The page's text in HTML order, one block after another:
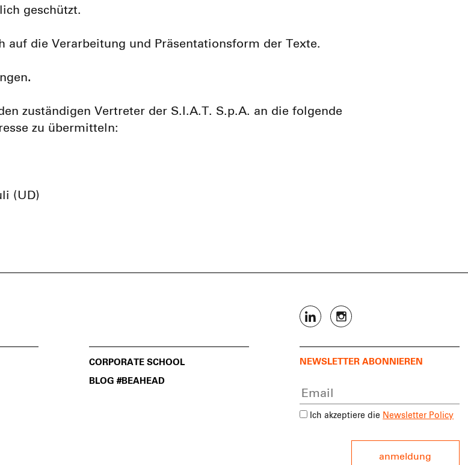
geschützt.
auf die Verarbeitung und Präsentationsform der Texte.
.
zuständigen Vertreter der S.I.A.T. S.p.A. an die folgende
zu übermitteln:
(UD)
CORPORATE SCHOOL
BLOG #BEAHEAD
NEWSLETTER ABONNIEREN
Ich akzeptiere die Newsletter Policy
anmeldung